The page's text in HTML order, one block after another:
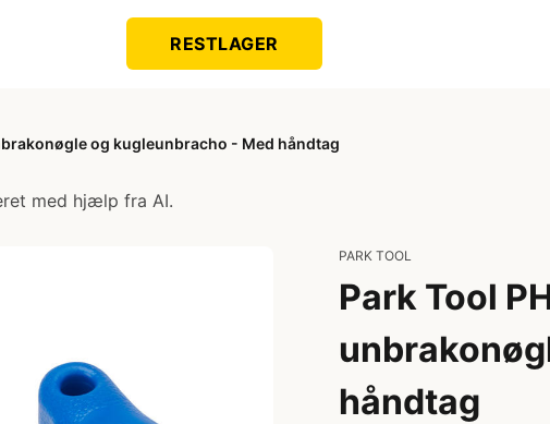
RESTLAGER
og kugleunbracho - Med håndtag
med hjælp fra AI.
PARK TOOL
Park Tool
håndtag